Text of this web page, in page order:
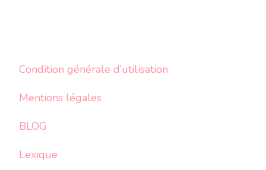
Condition générale d’utilisation
Mentions légales
BLOG
Lexique